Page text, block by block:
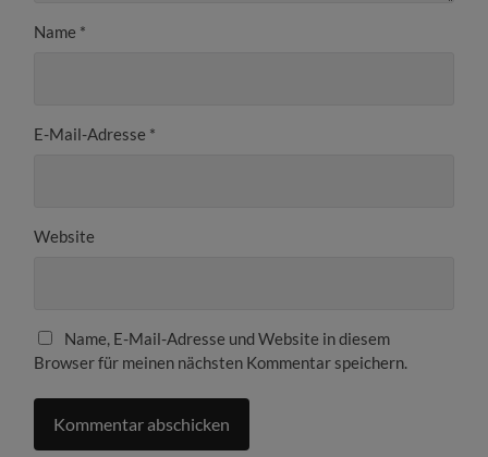
Name *
E-Mail-Adresse *
Website
Name, E-Mail-Adresse und Website in diesem
Browser für meinen nächsten Kommentar speichern.